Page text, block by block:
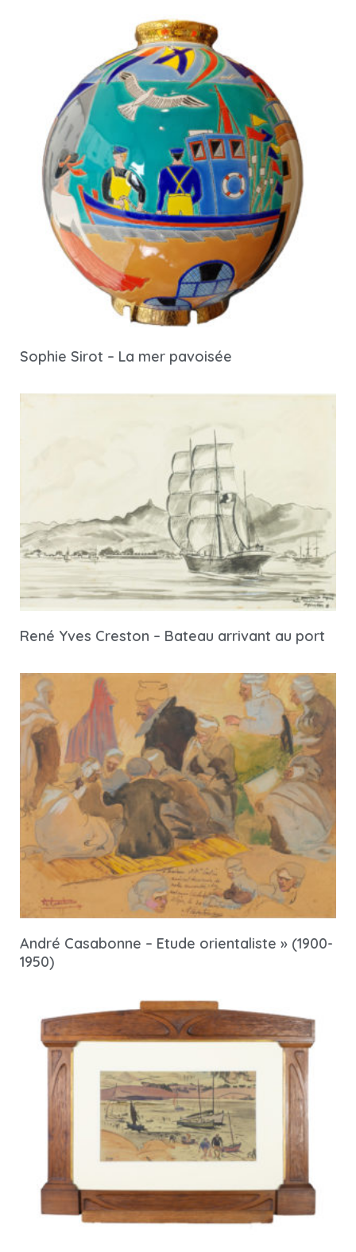
Sophie Sirot – La mer pavoisée
René Yves Creston – Bateau arrivant au port
André Casabonne – Etude orientaliste » (1900-
1950)